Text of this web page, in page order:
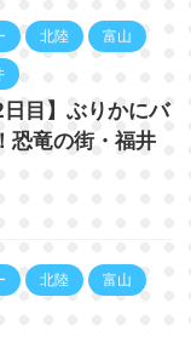
北陸 富山
日目】ぶりかにバ
恐竜の街・福井
北陸 富山